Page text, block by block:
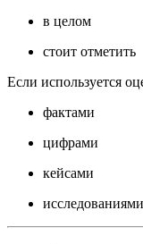
в целом
стоит отметить
Если используется
фактами
цифрами
кейсами